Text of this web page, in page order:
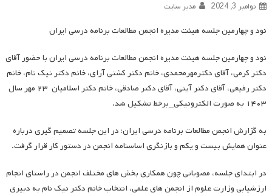
نوامبر 3, 2024 مدیر سایت
نود و چهارمین جلسه هیئت مدیره انجمن مطالعات برنامه درسی ایران
نود و چهارمین جلسه هیئت مدیره انجمن مطالعات برنامه درسی ایران با حضور آقای
دکتر کرمی، آقای دکترمهرمحمدی، خانم دکتر کشتی آرای، خانم دکتر نیک نام، خانم
دکتر رفیعی، آقای دکتر آیتی، آقای دکتر صادقی، خانم دکتر اسلامیان ۲۳ مهر سال
۱۴۰۳ به صورت الکترونیکی_برخط تشکیل شد.
به گزارش انجمن مطالعات برنامه درسی ایران؛ در این جلسه تصمیم گیری درباره
عنوان همایش بیست و یکم و بازنگری اساسنامه انجمن در دستور کار قرار گرفت.
در ابتدای جلسه، مصوباتی چون همکاری بخش های مختلف انجمن در راستای انجام
ارزشیابی وزارت علوم از انجمن های علمی، انتخاب خانم دکتر نیک نام به دبیری